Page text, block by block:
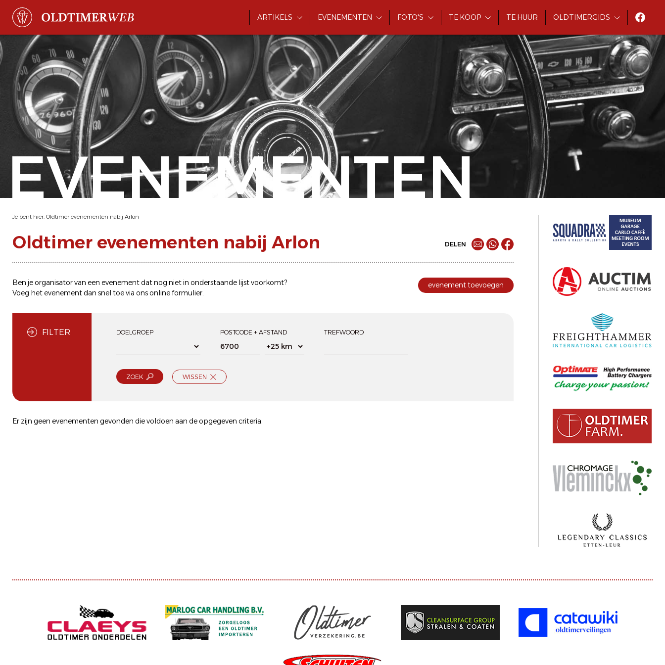
ARTIKELS EVENEMENTEN FOTO'S TE KOOP TE HUUR OLDTIMERGIDS
EVENEMENTEN
Je bent hier: Oldtimer evenementen nabij Arlon
Oldtimer evenementen nabij Arlon DELEN
Ben je organisator van een evenement dat nog niet in onderstaande lijst voorkomt?
Voeg het evenement dan snel toe via onsonline formulier.
evenement toevoegen
FILTER DOELGROEP POSTCODE + AFSTAND TREFWOORD
ZOEK WISSEN
Er zijn geen evenementen gevonden die voldoen aan de opgegeven criteria.